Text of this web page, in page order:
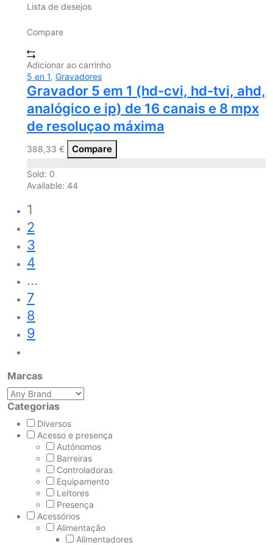
Lista de desejos
Compare
Adicionar ao carrinho
5 en 1, Gravadores
Gravador 5 em 1 (hd-cvi, hd-tvi, ahd,
analógico e ip) de 16 canais e 8 mpx
de resoluçao máxima
388,33 € Compare
Sold: 0
Available: 44
1
2
3
4
…
7
8
9
Marcas
Categorias
Diversos
Acesso e presença
Autónomos
Barreiras
Controladoras
Equipamento
LeItores
Presença
Acessórios
Alimentação
Alimentadores